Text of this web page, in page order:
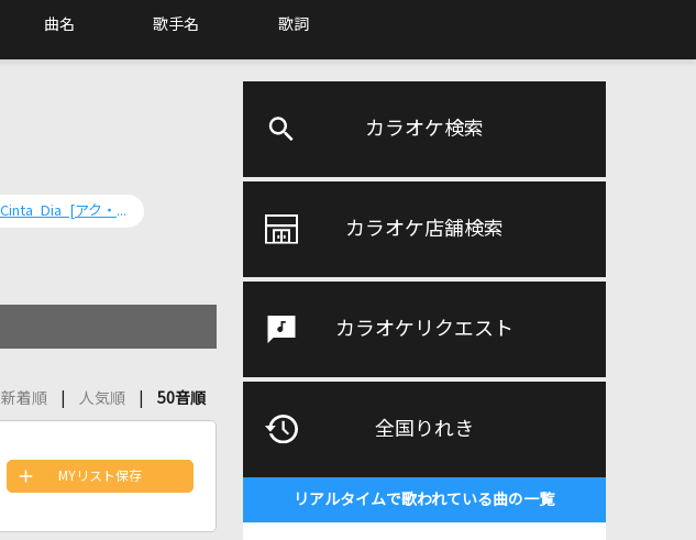
曲名 歌手名 歌詞
カラオケ検索
カラオケ店舗検索
カラオケリクエスト
全国りれき
リアルタイムで歌われている曲の一覧
Aku Cinta Dia [アク・チンタ・ディア]
新着順
人気順 50音順
MYリスト保存